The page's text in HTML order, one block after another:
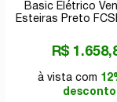
Basic Elétrico
Esteiras Preto
R$
à vista com
desconto